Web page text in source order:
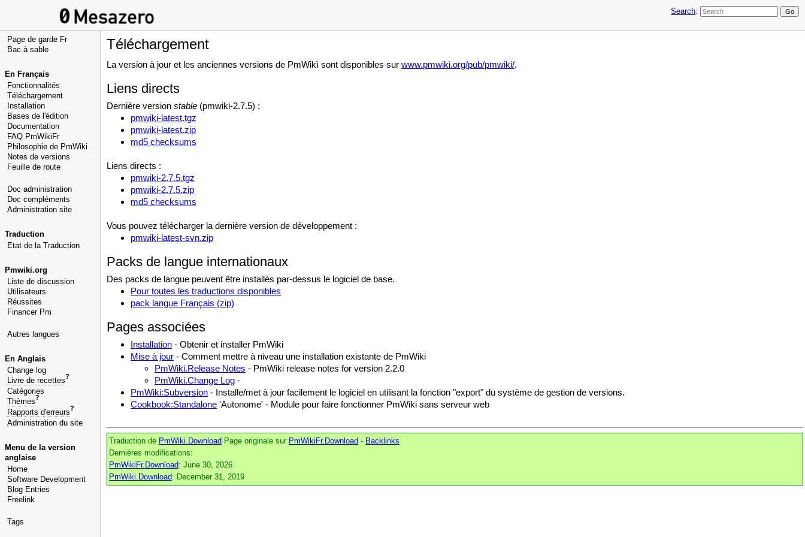
Search:
Page de garde Fr
Bac à sable
En Français
Fonctionnalités
Téléchargement
Installation
Bases de l'édition
Documentation
FAQ PmWikiFr
Philosophie de PmWiki
Notes de versions
Feuille de route
Doc administration
Doc compléments
Administration site
Traduction
Etat de la Traduction
Pmwiki.org
Liste de discussion
Utilisateurs
Réussites
Financer Pm
Autres langues
En Anglais
Change log
Livre de recettes?
Catégories
Thèmes?
Rapports d'erreurs?
Administration du site
Menu de la version
anglaise
Home
Software Development
Blog Entries
Freelink
Tags
Téléchargement
La version à jour et les anciennes versions de PmWikì sont disponibles sur www.pmwiki.org/pub/pmwiki/.
Liens directs
Dernière version stable (pmwiki-2.7.5) :
pmwiki-latest.tgz
pmwiki-latest.zip
md5 checksums
Liens directs :
pmwiki-2.7.5.tgz
pmwiki-2.7.5.zip
md5 checksums
Vous pouvez télécharger la dernière version de développement :
pmwiki-latest-svn.zip
Packs de langue internationaux
Des packs de langue peuvent être installés par-dessus le logiciel de base.
Pour toutes les traductions disponibles
pack langue Français (zip)
Pages associées
Installation - Obtenir et installer PmWiki
Mise à jour - Comment mettre à niveau une installation existante de PmWiki
PmWiki.Release Notes - PmWiki release notes for version 2.2.0
PmWiki.Change Log -
PmWiki:Subversion - Installe/met à jour facilement le logiciel en utilisant la fonction "export" du système de gestion de versions.
Cookbook:Standalone 'Autonome' - Module pour faire fonctionner PmWiki sans serveur web
Traduction de PmWiki.Download Page originale sur PmWikiFr.Download - Backlinks
Dernières modifications:
PmWikiFr.Download: June 30, 2026
PmWiki.Download: December 31, 2019